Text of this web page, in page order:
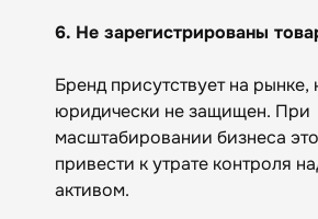
6. Не зарегистрированы
Бренд присутствует на рынке,
юридически не защищен. При
масштабировании бизнеса
привести к утрате контроля
активом.